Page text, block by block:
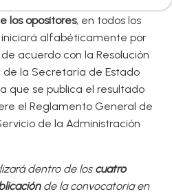
los opositores, en todos los
alfabéticamente por
de acuerdo con la Resolución
de la Secretaría de Estado
que se publica el resultado
el Reglamento General de
de la Administración
dentro de los cuatro
de la convocatoria en